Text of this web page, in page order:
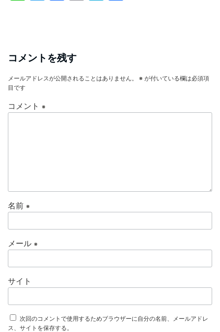
b
o
o
コメントを残す
メールアドレスが公開されることはありません。 ※ が付いている欄は必須項
目です
コメント ※
名前 ※
メール ※
サイト
次回のコメントで使用するためブラウザーに自分の名前、メールアドレ
ス、サイトを保存する。